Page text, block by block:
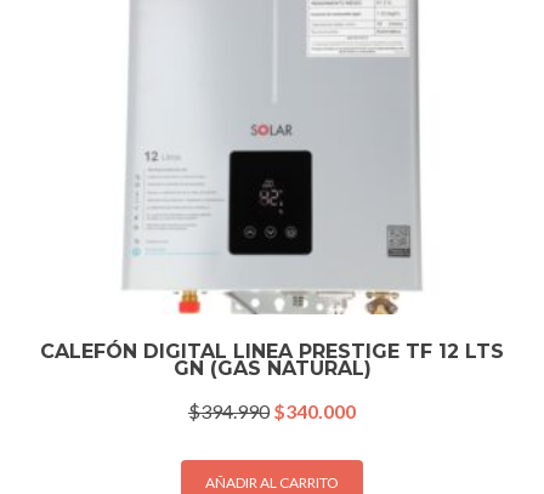
CALEFÓN DIGITAL LINEA PRESTIGE TF 12 LTS
GN (GAS NATURAL)
$394.990 El
original
era:
$340.000El
actual
AÑADIR AL CARRITO